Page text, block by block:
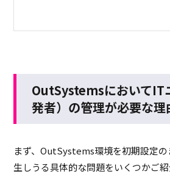
OutSystemsにおいてIT
発者）の管理が必要な理
まず、OutSystems環境を初期設定
生しうる具体的な問題をいくつかご紹